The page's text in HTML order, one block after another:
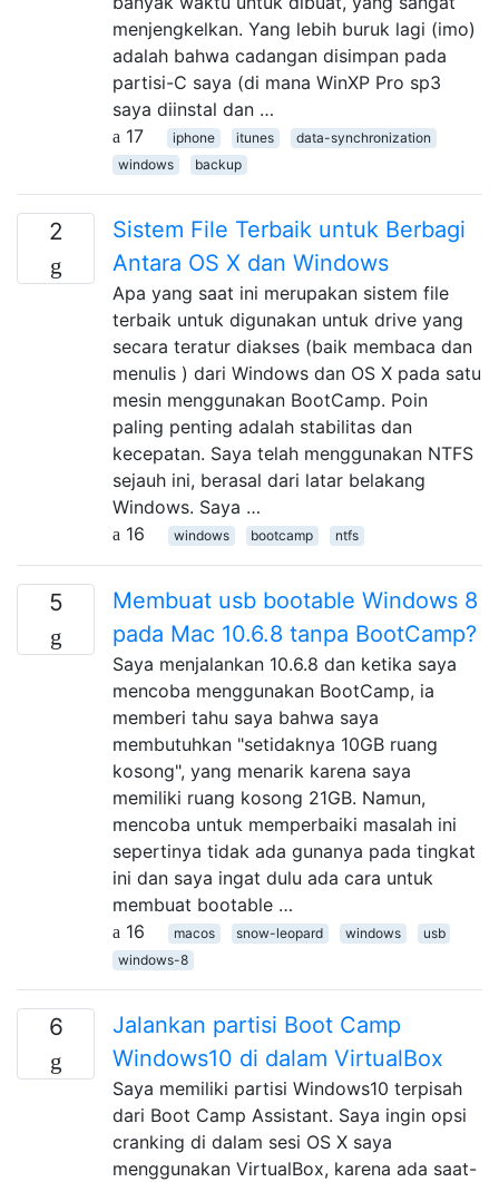
menjengkelkan. Yang lebih buruk lagi (imo)
adalah bahwa cadangan disimpan pada
partisi-C saya (di mana WinXP Pro sp3
saya diinstal dan …
17
iphone itunes
data-synchronization
windows
backup
2
Sistem File Terbaik untuk Berbagi
Antara OS X dan Windows
Apa yang saat ini merupakan sistem file
terbaik untuk digunakan untuk drive yang
secara teratur diakses (baik membaca dan
menulis ) dari Windows dan OS X pada satu
mesin menggunakan BootCamp. Poin
paling penting adalah stabilitas dan
kecepatan. Saya telah menggunakan NTFS
sejauh ini, berasal dari latar belakang
Windows. Saya …
16
windows bootcamp ntfs
5
Membuat usb bootable Windows 8
pada Mac 10.6.8 tanpa BootCamp?
Saya menjalankan 10.6.8 dan ketika saya
mencoba menggunakan BootCamp, ia
memberi tahu saya bahwa saya
membutuhkan "setidaknya 10GB ruang
kosong", yang menarik karena saya
memiliki ruang kosong 21GB. Namun,
mencoba untuk memperbaiki masalah ini
sepertinya tidak ada gunanya pada tingkat
ini dan saya ingat dulu ada cara untuk
membuat bootable …
16
macos snow-leopard windows
usb
windows-8
6
Jalankan partisi Boot Camp
Windows10 di dalam VirtualBox
Saya memiliki partisi Windows10 terpisah
dari Boot Camp Assistant. Saya ingin opsi
cranking di dalam sesi OS X saya
menggunakan VirtualBox, karena ada saat-